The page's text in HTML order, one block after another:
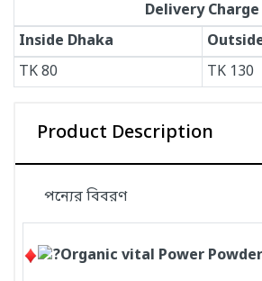
Delivery Charge
Inside Dhaka
TK80 TK 130
Product Description
পন্যের বিবরণ
Organic vital Power Powder